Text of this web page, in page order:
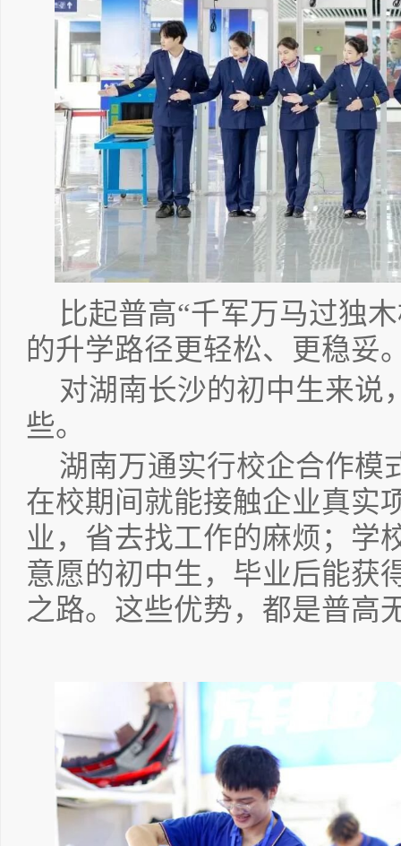
比起普高“千军万马过独
的升学路径更轻松、更稳妥
对湖南长沙的初中生来说
些。
湖南万通实行校企合作模
在校期间就能接触企业真实
业，省去找工作的麻烦；学
意愿的初中生，毕业后能获
之路。这些优势，都是普高